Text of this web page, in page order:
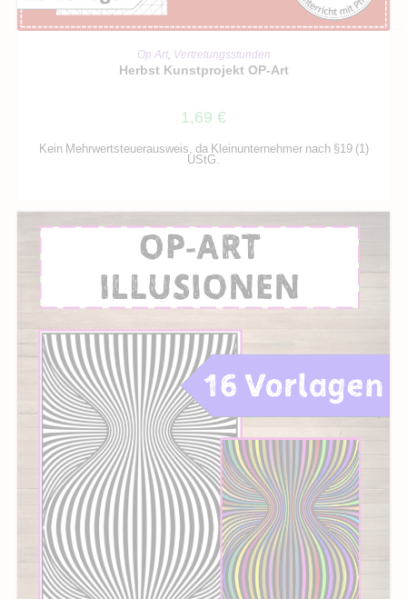
IN DEN WARENKORB
Op Art, Vertretungsstunden
Herbst Kunstprojekt OP-Art
1,69 €
Kein Mehrwertsteuerausweis, da Kleinunternehmer nach §19 (1)
UStG.